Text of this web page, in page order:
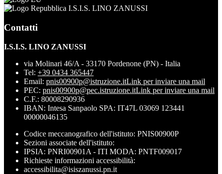
I.S.I.S. LINO ZANUSSI
Contatti
I.S.I.S. LINO ZANUSSI
via Molinari 46/A - 33170 Pordenone (PN) - Italia
Tel: +39 0434 365447
Email: pnis00900p@istruzione.itLink per inviare una mail
PEC: pnis00900p@pec.istruzione.itLink per inviare una mail
C.F.: 80008290936
IBAN: Intesa Sanpaolo SPA: IT47L 03069 123441
00000046135
Codice meccanografico dell'istituto: PNIS00900P
Sezioni associate dell'istituto:
IPSIA: PNRI00901A - ITI MODA: PNTF009017
Richieste informazioni accessibilità:
accessibilita@isiszanussi.pn.it